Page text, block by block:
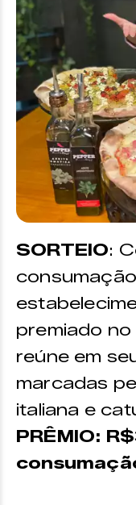
SORTEIO:
premiado
reúne em
marcadas
italiana e
PRÊMIO: